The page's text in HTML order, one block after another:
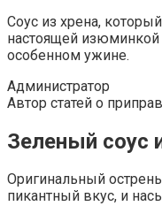
Соус из хрена,
настоящей изюминкой
особенном ужине.
Администратор
Автор статей о
Зеленый соус
Оригинальный
пикантный вкус, и